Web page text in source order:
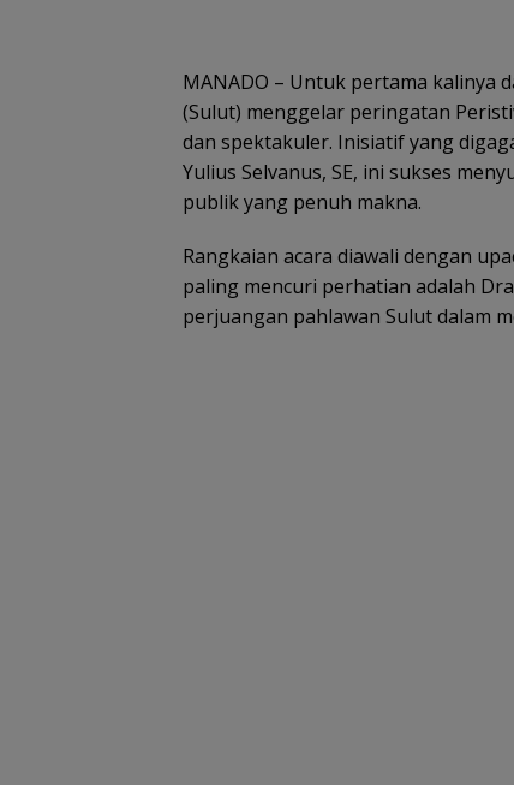
MANADO – Untuk pertama kalinya
(Sulut) menggelar peringatan
dan spektakuler. Inisiatif yang
Yulius Selvanus, SE, ini sukses
publik yang penuh makna.
Rangkaian acara diawali dengan
paling mencuri perhatian adalah
perjuangan pahlawan Sulut dalam